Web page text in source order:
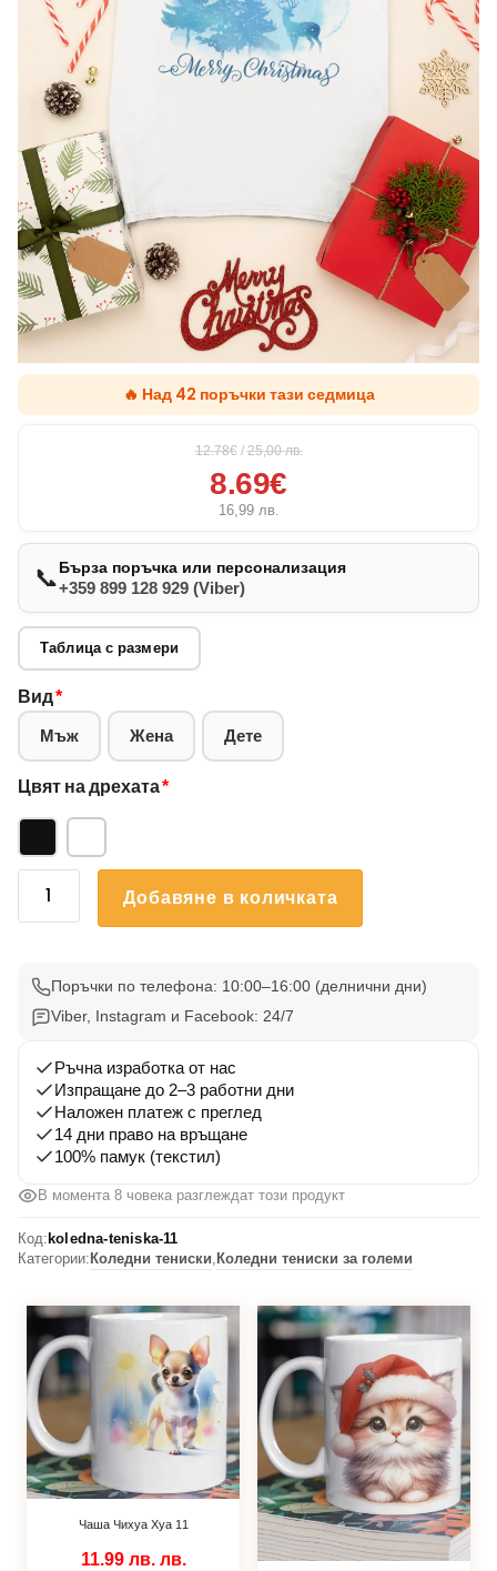
🔥 Над 42 поръчки тази седмица
12.78€ / 25,00лв.
8.69€
16,99 лв.
📞Бърза поръчка или персонализация
+359 899 128 929 (Viber)
Таблица с размери
Вид*
Мъж Жена Дете
Цвят на дрехата*
количество
Добавяне в количката
Поръчки по телефона: 10:00–16:00 (делнични дни)
Viber, Instagram и Facebook: 24/7
Ръчна изработка от нас
Изпращане до 2–3 работни дни
Наложен платеж с преглед
14 дни право на връщане
100% памук (текстил)
В момента 8 човека разглеждат този продукт
Код:koledna-teniska-11
Категории:Коледни тениски Коледни тениски за големи
Чаша Чихуа Хуа 11
11.99 лв. лв.